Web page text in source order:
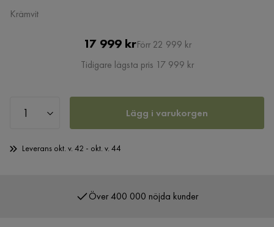
Krämvit
Pris
17 999 krOriginal
Pris
Förr 22 999 kr
Tidigare lägsta pris 17 999 kr
Lägg i varukorgen
Leverans okt. v. 42 - okt. v. 44
Över 400 000 nöjda kunder